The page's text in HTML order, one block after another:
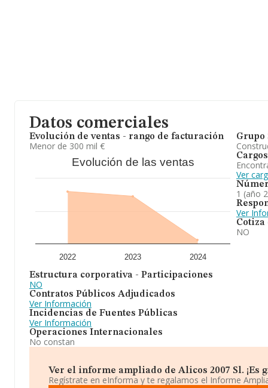
Datos comerciales
Evolución de ventas - rango de facturación
Menor de 300 mil €
Evolución de las ventas
2022 2023 2024
Estructura corporativa - Participaciones
NO
Contratos Públicos Adjudicados
Ver Información
Incidencias de Fuentes Públicas
Ver Información
Operaciones Internacionales
No constan
Grupo
Cargos
Ver
1 (año
Ver
Cotiza
NO
Ver el informe ampliado de Alicos 2007 Sl. ¡Es
Regístrate en eInforma y te regalamos el Informe